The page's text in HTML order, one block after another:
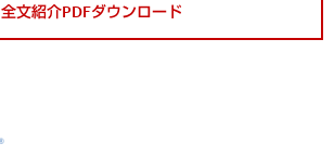
全文紹介PDFダウンロード